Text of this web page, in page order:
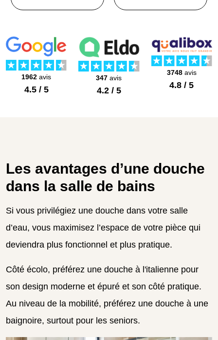
1962 avis
4.5 / 5
347 avis
4.2 / 5
3748avis
4.8 / 5
Les avantages d’une douche
dans la salle de bains
Si vous privilégiez une douche dans votre salle
d’eau, vous maximisez l’espace de votre pièce qui
deviendra plus fonctionnel et plus pratique.
Côté écolo, préférez une douche à l'italienne pour
son design moderne et épuré et son côté pratique.
Au niveau de la mobilité, préférez une douche à une
baignoire, surtout pour les seniors.